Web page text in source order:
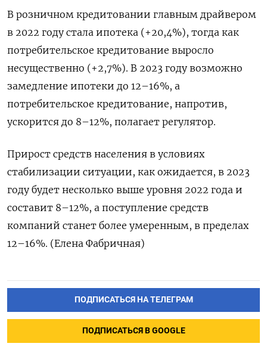
В розничном кредитовании главным драйвером
в 2022 году стала ипотека (+20,4%), тогда как
потребительское кредитование выросло
несущественно (+2,7%). В 2023 году возможно
замедление ипотеки до 12–16%, а
потребительское кредитование, напротив,
ускорится до 8–12%, полагает регулятор.
Прирост средств населения в условиях
стабилизации ситуации, как ожидается, в 2023
году будет несколько выше уровня 2022 года и
составит 8–12%, а поступление средств
компаний станет более умеренным, в пределах
12–16%. (Елена Фабричная)
ПОДПИСАТЬСЯ НА ТЕЛЕГРАМ
ПОДПИСАТЬСЯ В GOOGLE